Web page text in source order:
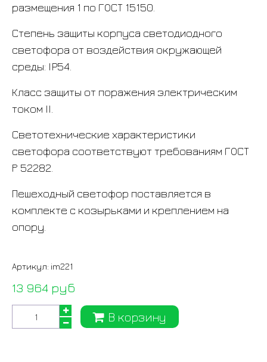
размещения 1 по ГОСТ 15150.
Степень защиты корпуса светодиодного
светофора от воздействия окружающей
среды: IP54.
Класс защиты от поражения электрическим
током II.
Светотехнические характеристики
светофора соответствуют требованиям ГОСТ
Р 52282.
Пешеходный светофор поставляется в
комплекте с козырьками и креплением на
опору.
Артикул: im221
13 964 руб
В корзину